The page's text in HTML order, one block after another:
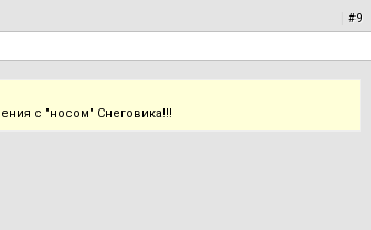
#9
с "носом" Снеговика!!!